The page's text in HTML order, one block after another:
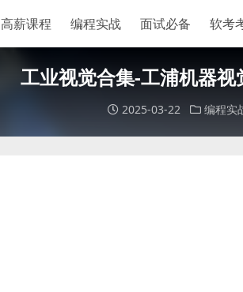
高薪课程 编程实战 面试必备 软考
工业视觉合集-工浦机器视
2025-03-22 编程实